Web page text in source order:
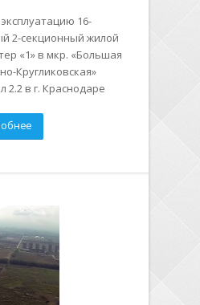
16-
2-секционный жилой
«1» в мкр. «Большая
Кругликовская»
2.2 в г. Краснодаре